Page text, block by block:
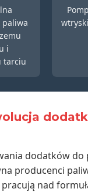
paliwa
i
tarciu
dodatków do
producenci
nad